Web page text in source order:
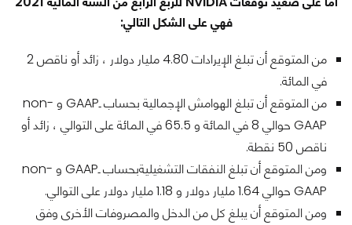
فهي على الشكل التالي:
من المتوقع أن تبلغ الإيرادات 4.80 مليار دولار ، زائد أو ناقص 2
في المائة.
من المتوقع أن تبلغ الهوامش الإجمالية بحساب ـGAAP و non-
GAAP حوالي 8 في المائة و 65.5 في المائة على التوالي ، زائد أو
ناقص 50 نقطة.
ومن المتوقع أن تبلغ النفقات التشغيليةبحساب ـGAAP و non-
GAAP حوالي 1.64 مليار دولار و 1.18 مليار دولار على التوالي.
ومن المتوقع أن يبلغ كل من الدخل والمصروفات الأخرى وفق